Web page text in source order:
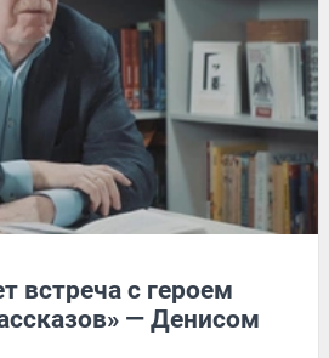
встреча с героем
— Денисом